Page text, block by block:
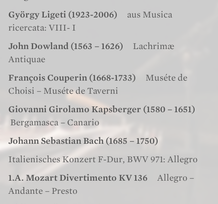
György Ligeti (1923-2006) aus Musica
ricercata: VIII- I
John Dowland (1563 – 1626) Lachrimæ
Antiquae
François Couperin (1668-1733) Muséte de
Choisi – Muséte de Taverni
Giovanni Girolamo Kapsberger (1580 – 1651)
Bergamasca – Canario
Johann Sebastian Bach (1685 – 1750)
Italienisches Konzert F-Dur, BWV 971: Allegro
1.A. Mozart Divertimento KV 136 Allegro –
Andante – Presto